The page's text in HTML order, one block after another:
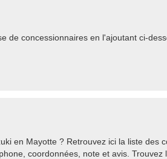
de concessionnaires en l'ajoutant ci-
en Mayotte ? Retrouvez ici la liste des
coordonnées, note et avis. Trouvez